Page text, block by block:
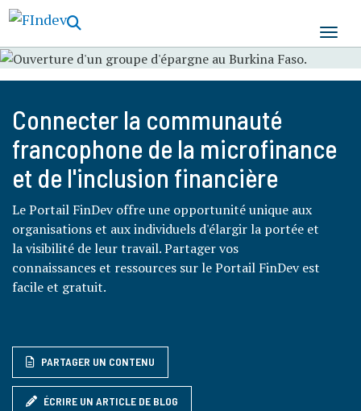
contenu
principal
Connecter la communauté
francophone de la microfinance
et de l'inclusion financière
Le Portail FinDev offre une opportunité unique aux
organisations et aux individuels d'élargir la portée et
la visibilité de leur travail. Partager vos
connaissances et ressources sur le Portail FinDev est
facile et gratuit.
PARTAGER UN CONTENU
ÉCRIRE UN ARTICLE DE BLOG